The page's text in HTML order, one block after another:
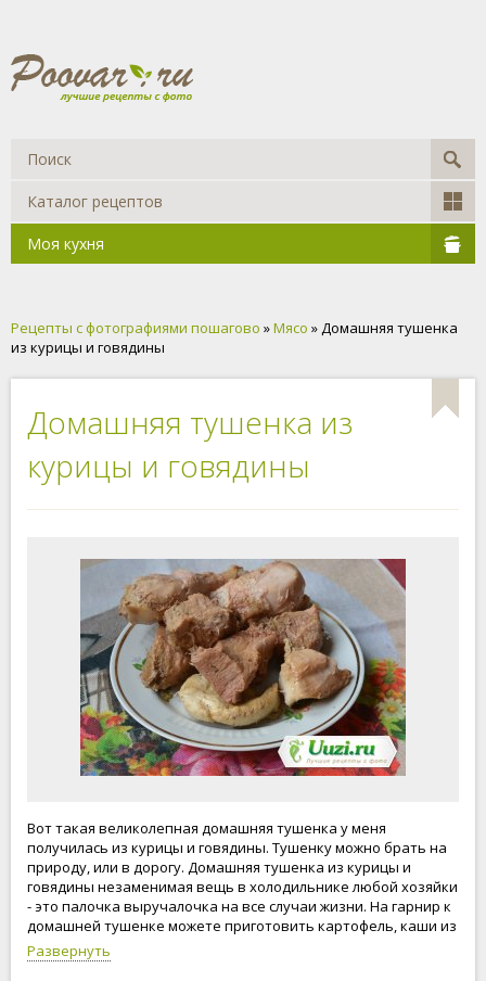
Каталог рецептов
Моя кухня
Рецепты с фотографиями пошагово »Мясо » Домашняя тушенка
из курицы и говядины
Домашняя тушенка из
курицы и говядины
Вот такая великолепная домашняя тушенка у меня
получилась из курицы и говядины. Тушенку можно брать на
природу, или в дорогу. Домашняя тушенка из курицы и
говядины незаменимая вещь в холодильнике любой хозяйки
- это палочка выручалочка на все случаи жизни. На гарнир к
домашней тушенке можете приготовить картофель, каши из
любых круп.Домашняя тушенка из курицы и говядины
должна вариться не менее 7 часов. Приятного аппетита!
Развернуть